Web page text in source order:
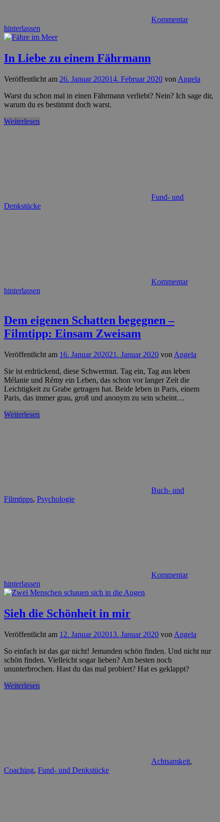
Kommentar
hinterlassen
In Liebe zu einem Fährmann
Veröffentlicht am 26. Januar 202014. Februar 2020 von Angela
Warst du schon mal in einen Fährmann verliebt? Nein? Ich sage dir,
warum du es bestimmt doch warst.
Weiterlesen
Fund- und
Denkstücke
Kommentar
hinterlassen
Dem eigenen Schatten begegnen –
Filmtipp: Einsam Zweisam
Veröffentlicht am 16. Januar 202021. Januar 2020 von Angela
Sie ist erdrückend, diese Schwermut. Tag ein, Tag aus leben
Mélanie und Rémy ein Leben, das schon vor langer Zeit die
Leichtigkeit zu Grabe getragen hat. Beide leben in Paris, einem
Paris, das immer grau, groß und anonym zu sein scheint…
Weiterlesen
Buch- und
Filmtipps, Psychologie
Kommentar
hinterlassen
Sieh die Schönheit in mir
Veröffentlicht am 12. Januar 202013. Januar 2020 von Angela
So einfach ist das gar nicht! Jemanden schön finden. Und nicht nur
schön finden. Vielleicht sogar lieben? Am besten noch
ununterbrochen. Hast du das mal probiert? Hat es geklappt?
Weiterlesen
Achtsamkeit,
Coaching, Fund- und Denkstücke